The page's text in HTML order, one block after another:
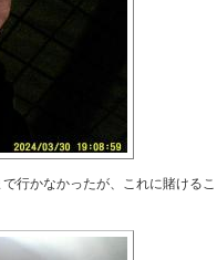
行かなかったが、これに賭けるこ